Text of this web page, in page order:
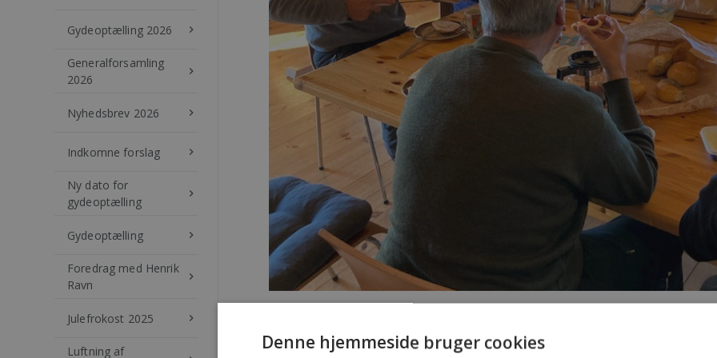
Gydeoptælling 2026 keyboard_arrow_right
Generalforsamling
2026
keyboard_arrow_right
Nyhedsbrev 2026 keyboard_arrow_right
Indkomne forslag keyboard_arrow_right
Ny dato for
gydeoptælling
keyboard_arrow_right
Gydeoptælling keyboard_arrow_right
Foredrag med Henrik
Ravn
keyboard_arrow_right
Julefrokost 2025 keyboard_arrow_right
Luftning af
Denne hjemmeside bruger cookies